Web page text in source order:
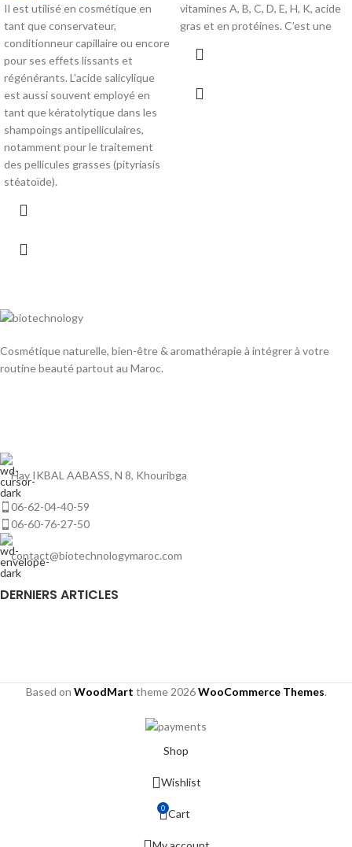
Il est utilisé en cosmétique en
tant que conservateur,
conditionneur capillaire ou encore
pour ses effets lissants et
régénérants. L'acide salicylique
est aussi souvent employé en
tant que kératolytique dans les
shampoings antipelliculaires,
notamment pour le traitement
des pellicules grasses (pityriasis
stéatoïde).
vitamines A, B, C, D, E, H, K, acide
gras et en protéines. C’est une
Cosmétique naturelle, bien-être & aromathérapie à intégrer à votre
routine beauté partout au Maroc.
Hay IKBAL AABASS, N 8, Khouribga
06-62-04-40-59
06-60-76-27-50
contact@biotechnologymaroc.com
DERNIERS ARTICLES
Based on WoodMart theme2026WooCommerce Themes.
Shop
Wishlist
0 Cart